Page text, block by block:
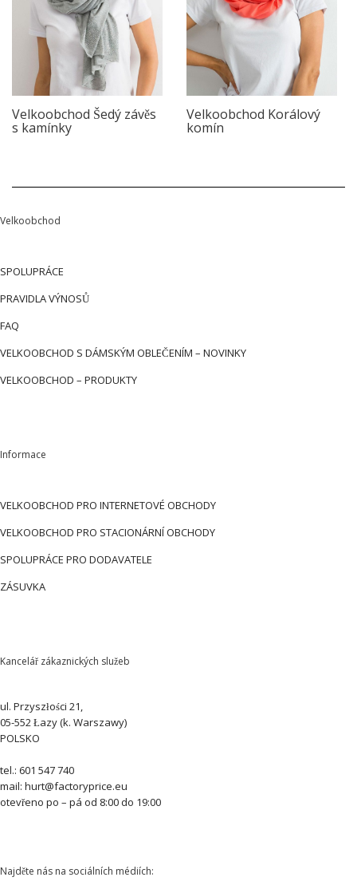
Velkoobchod Šedý závěs
s kamínky
Velkoobchod Korálový
komín
Velkoobchod
SPOLUPRÁCE
PRAVIDLA VÝNOSŮ
FAQ
VELKOOBCHOD S DÁMSKÝM OBLEČENÍM – NOVINKY
VELKOOBCHOD – PRODUKTY
Informace
VELKOOBCHOD PRO INTERNETOVÉ OBCHODY
VELKOOBCHOD PRO STACIONÁRNÍ OBCHODY
SPOLUPRÁCE PRO DODAVATELE
ZÁSUVKA
Kancelář zákaznických služeb
ul. Przyszłości 21,
05-552 Łazy (k. Warszawy)
POLSKO
tel.: 601 547 740
mail: hurt@factoryprice.eu
otevřeno po – pá od 8:00 do 19:00
Najděte nás na sociálních médiích: